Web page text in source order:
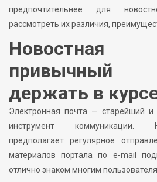
предпочтительнее для
рассмотреть их различия,
Новостная
держать в
Электронная почта — старейший
инструмент коммуникации.
предполагает регулярное
материалов портала по e-mail
отлично знаком многим